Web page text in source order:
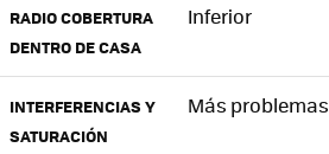
RADIO COBERTURA
DENTRO DE CASA
Inferior
INTERFERENCIAS Y
SATURACIÓN
Más problemas